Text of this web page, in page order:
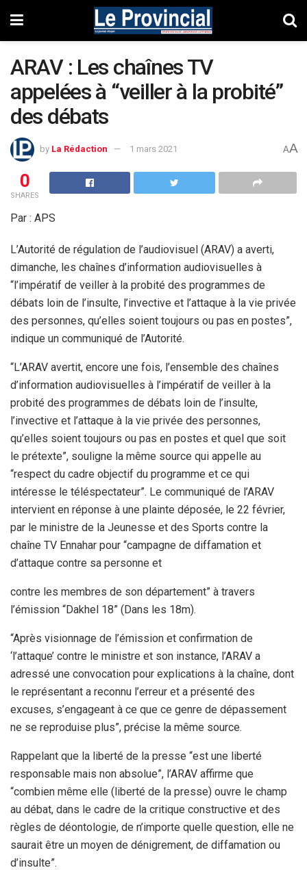
ARAV : Les chaînes TV
appelées à “veiller à la probité”
des débats
by La Rédaction 1 mars 2021 AA
0
SHARES
Par : APS
L’Autorité de régulation de l’audiovisuel (ARAV) a averti,
dimanche, les chaînes d’information audiovisuelles à
“l’impératif de veiller à la probité des programmes de
débats loin de l’insulte, l’invective et l’attaque à la vie privée
des personnes, qu’elles soient toujours ou pas en postes”,
indique un communiqué de l’Autorité.
“L’ARAV avertit, encore une fois, l’ensemble des chaînes
d’information audiovisuelles à l’impératif de veiller à la
probité des programmes de débats loin de l’insulte,
l’invective et l’attaque à la vie privée des personnes,
qu’elles soient toujours ou pas en postes et quel que soit
le prétexte”, souligne la même source qui appelle au
“respect du cadre objectif du programme et ce qui
intéresse le téléspectateur”. Le communiqué de l’ARAV
intervient en réponse à une plainte déposée, le 22 février,
par le ministre de la Jeunesse et des Sports contre la
chaîne TV Ennahar pour “campagne de diffamation et
d’attaque contre sa personne et
contre les membres de son département” à travers
l’émission “Dakhel 18” (Dans les 18m).
“Après visionnage de l’émission et confirmation de
‘l’attaque’ contre le ministre et son instance, l’ARAV a
adressé une convocation pour explications à la chaîne, dont
le représentant a reconnu l’erreur et a présenté des
excuses, s’engageant à ce que ce genre de dépassement
ne se reproduise plus”, précise la même source.
Rappelant que la liberté de la presse “est une liberté
responsable mais non absolue”, l’ARAV affirme que
“combien même elle (liberté de la presse) ouvre le champ
au débat, dans le cadre de la critique constructive et des
règles de déontologie, de n’importe quelle question, elle ne
saurait être un moyen de dénigrement, de diffamation ou
d’insulte”.